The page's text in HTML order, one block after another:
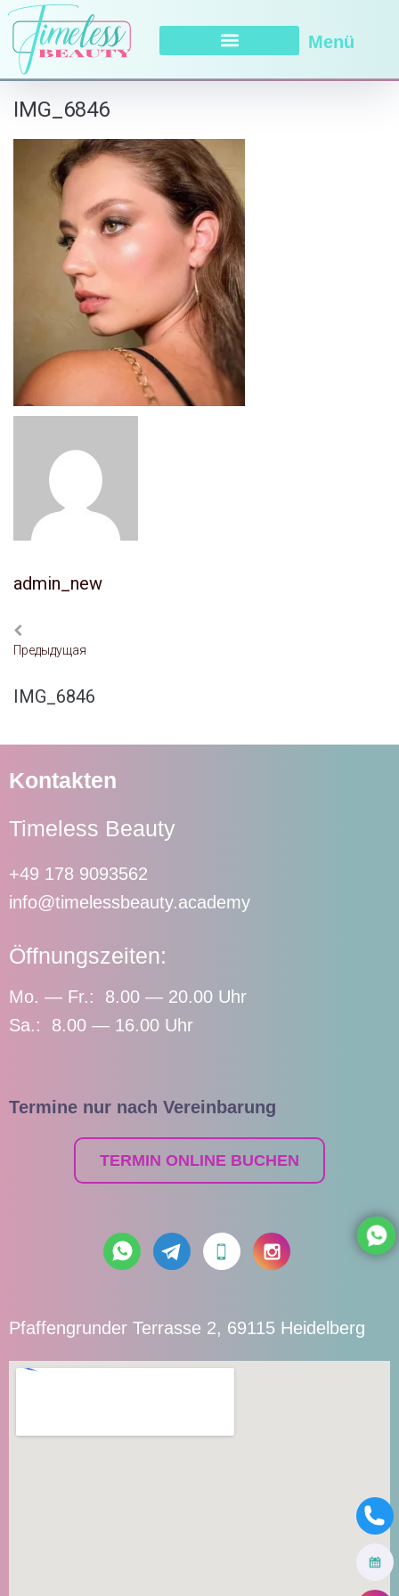
Menü
IMG_6846
admin_new
Предыдущая
IMG_6846
Kontakten
Timeless Beauty
+49 178 9093562
info@timelessbeauty.academy
Öffnungszeiten:
Mo. — Fr.: 8.00 — 20.00 Uhr
Sa.: 8.00 — 16.00 Uhr
Termine nur nach Vereinbarung
TERMIN ONLINE BUCHEN
Pfaffengrunder Terrasse 2, 69115 Heidelberg